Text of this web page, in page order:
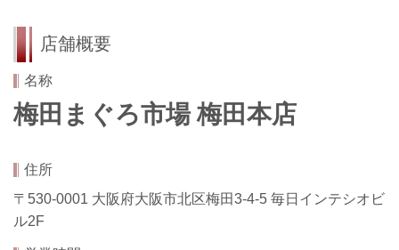
店舗概要
名称
梅田まぐろ市場 梅田本店
住所
〒530-0001 大阪府大阪市北区梅田3-4-5 毎日インテシオビ
ル2F